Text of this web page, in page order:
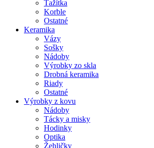
Ťažítka
Korble
Ostatné
Keramika
Vázy
Sošky
Nádoby
Výrobky zo skla
Drobná keramika
Riady
Ostatné
Výrobky z kovu
Nádoby
Tácky a misky
Hodinky
Optika
Žehličky